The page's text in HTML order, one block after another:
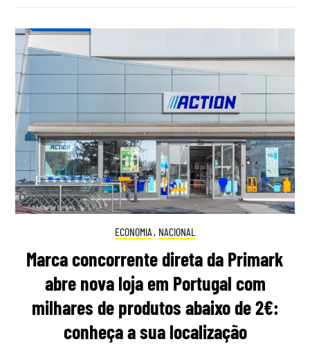
ECONOMIA , NACIONAL
Marca concorrente direta da Primark
abre nova loja em Portugal com
milhares de produtos abaixo de 2€:
conheça a sua localização